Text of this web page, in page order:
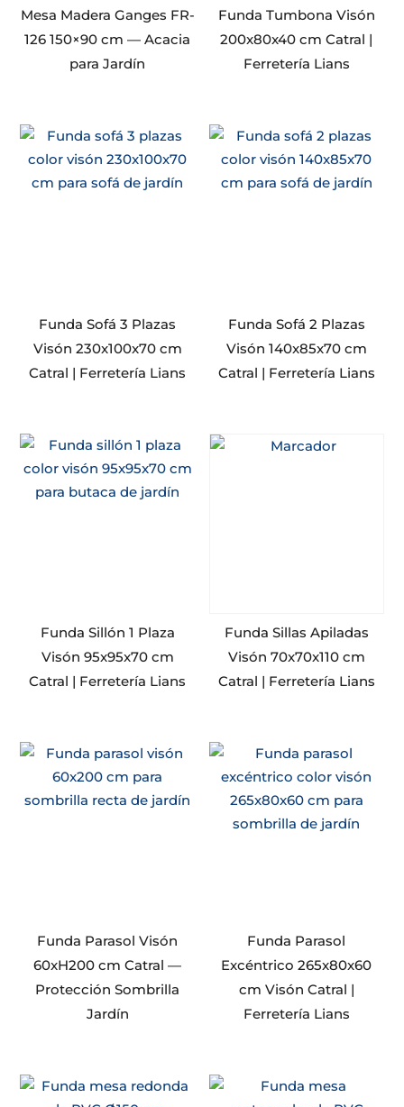
Mesa Madera Ganges FR-
126 150×90 cm — Acacia
para Jardín
Funda Tumbona Visón
200x80x40 cm Catral |
Ferretería Lians
Funda Sofá 3 Plazas
Visón 230x100x70 cm
Catral | Ferretería Lians
Funda Sofá 2 Plazas
Visón 140x85x70 cm
Catral | Ferretería Lians
Funda Sillón 1 Plaza
Visón 95x95x70 cm
Catral | Ferretería Lians
Funda Sillas Apiladas
Visón 70x70x110 cm
Catral | Ferretería Lians
Funda Parasol Visón
60xH200 cm Catral —
Protección Sombrilla
Jardín
Funda Parasol
Excéntrico 265x80x60
cm Visón Catral |
Ferretería Lians